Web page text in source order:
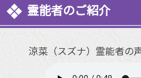
霊能者のご紹介
涼菜（スズナ）霊能者の